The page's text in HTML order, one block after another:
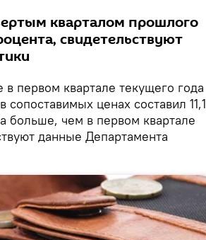
кварталом прошлого
свидетельствуют
в первом квартале текущего года
ценах составил 11,1
больше, чем в первом квартале
данные Департамента